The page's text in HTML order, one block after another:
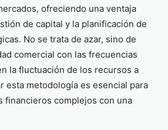
ofreciendo una ventaja
de capital y la planificación de
No se trata de azar, sino de
comercial con las frecuencias
la fluctuación de los recursos a
esta metodología es esencial para
financieros complejos con una